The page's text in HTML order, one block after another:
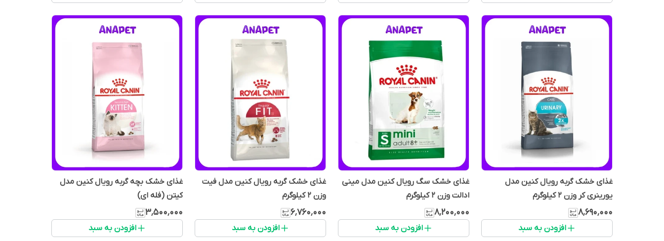
غذای خشک گربه رویال کنین مدل
یورینری کر وزن 2 کیلوگرم
۸٬۶۹۰٬۰۰۰
افزودن به سبد
غذای خشک سگ رویال کنین مدل مینی
ادالت وزن 2 کیلوگرم
۸٬۲۰۰٬۰۰۰
افزودن به سبد
غذای خشک گربه رویال کنین مدل فیت
وزن 2 کیلوگرم
۶٬۷۶۰٬۰۰۰
افزودن به سبد
غذای خشک بچه گربه رویال کنین مدل
کیتن (فله ای)
۳٬۵۰۰٬۰۰۰
افزودن به سبد